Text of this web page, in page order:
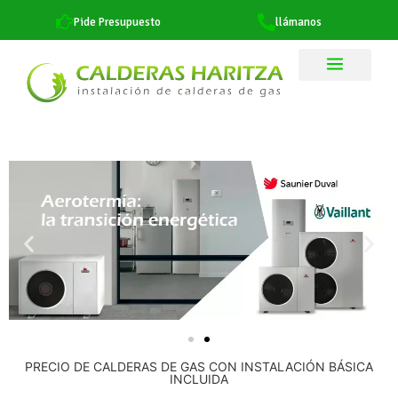
Pide Presupuesto llámanos
PRECIO DE CALDERAS DE GAS CON INSTALACIÓN BÁSICA
INCLUIDA